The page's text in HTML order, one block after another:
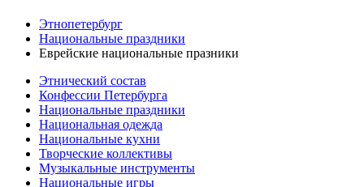
Этнопетербург
Национальные праздники
Еврейские национальные празники
Этнический состав
Конфессии Петербурга
Национальные праздники
Национальная одежда
Национальные кухни
Творческие коллективы
Музыкальные инструменты
Национальные игры